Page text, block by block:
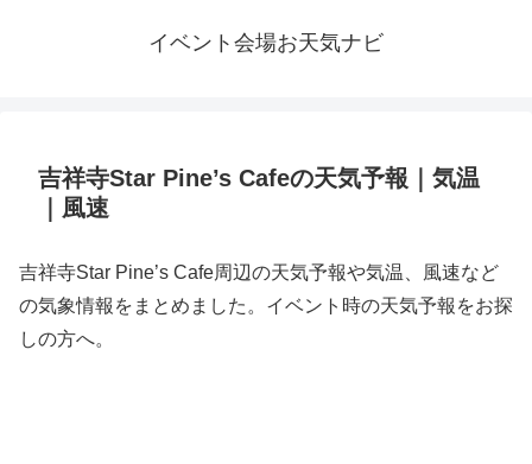
イベント会場お天気ナビ
吉祥寺Star Pine’s Cafeの天気予報｜気温
｜風速
吉祥寺Star Pine’s Cafe周辺の天気予報や気温、風速など
の気象情報をまとめました。イベント時の天気予報をお探
しの方へ。